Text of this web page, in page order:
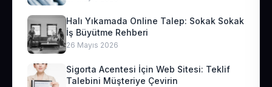
Halı Yıkamada Online Talep: Sokak Sokak
İş Büyütme Rehberi
26 Mayıs 2026
Sigorta Acentesi İçin Web Sitesi: Teklif
Talebini Müşteriye Çevirin